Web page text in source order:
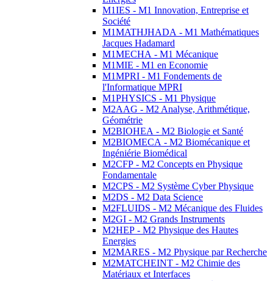
M1IES - M1 Innovation, Entreprise et
Société
M1MATHJHADA - M1 Mathématiques
Jacques Hadamard
M1MECHA - M1 Mécanique
M1MIE - M1 en Economie
M1MPRI - M1 Fondements de
l'Informatique MPRI
M1PHYSICS - M1 Physique
M2AAG - M2 Analyse, Arithmétique,
Géométrie
M2BIOHEA - M2 Biologie et Santé
M2BIOMECA - M2 Biomécanique et
Ingéniérie Biomédical
M2CFP - M2 Concepts en Physique
Fondamentale
M2CPS - M2 Système Cyber Physique
M2DS - M2 Data Science
M2FLUIDS - M2 Mécanique des Fluides
M2GI - M2 Grands Instruments
M2HEP - M2 Physique des Hautes
Energies
M2MARES - M2 Physique par Recherche
M2MATCHEINT - M2 Chimie des
Matériaux et Interfaces